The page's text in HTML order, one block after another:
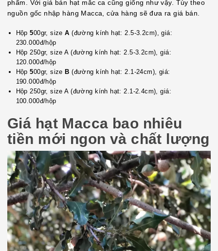
phẩm. Với giá bán hạt mắc ca cũng giống như vậy. Tùy theo
nguồn gốc nhập hàng Macca, cửa hàng sẽ đưa ra giá bán.
Hộp500gr, sizeA (đường kính hạt: 2.5-3.2cm), giá:
230.000đ/hộp
Hộp 250gr, size A (đường kính hạt: 2.5-3.2cm), giá:
120.000đ/hộp
Hộp500gr, size B (đường kính hạt: 2.1-24cm), giá:
190.000đ/hộp
Hộp 250gr, size A (đường kính hạt: 2.1-2.4cm), giá:
100.000đ/hộp
Giá hạt Macca bao nhiêu
tiền mới ngon và chất lượng